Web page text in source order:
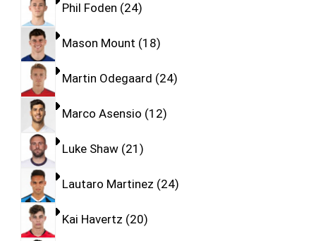
Phil Foden 24
Mason Mount 18
Martin Odegaard 24
Marco Asensio 12
Luke Shaw 21
Lautaro Martinez 24
Kai Havertz 20